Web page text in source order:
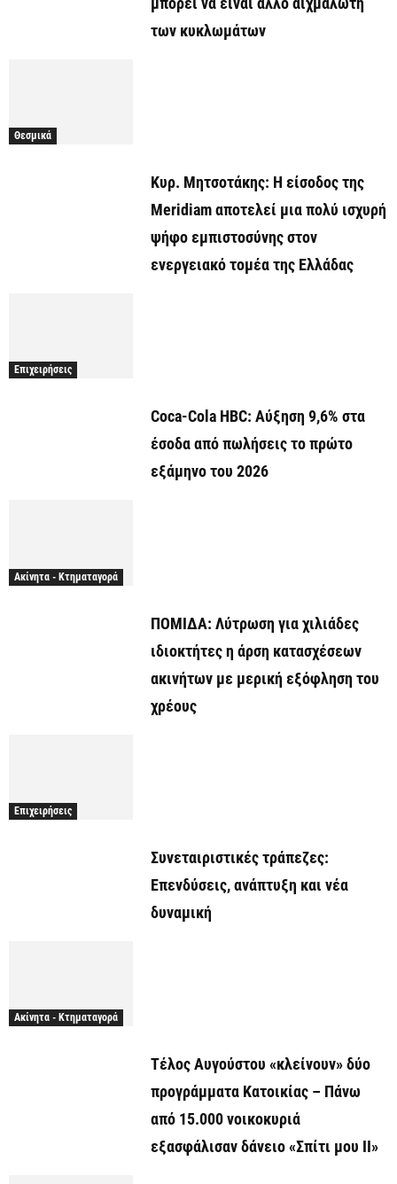
των κυκλωμάτων
Θεσμικά
Κυρ. Μητσοτάκης: Η είσοδος της
Meridiam αποτελεί μια πολύ ισχυρή
ψήφο εμπιστοσύνης στον
ενεργειακό τομέα της Ελλάδας
Επιχειρήσεις
Coca-Cola HBC: Αύξηση 9,6% στα
έσοδα από πωλήσεις το πρώτο
εξάμηνο του 2026
Ακίνητα - Κτηματαγορά
ΠΟΜΙΔΑ: Λύτρωση για χιλιάδες
ιδιοκτήτες η άρση κατασχέσεων
ακινήτων με μερική εξόφληση του
χρέους
Επιχειρήσεις
Συνεταιριστικές τράπεζες:
Επενδύσεις, ανάπτυξη και νέα
δυναμική
Ακίνητα - Κτηματαγορά
Τέλος Αυγούστου «κλείνουν» δύο
προγράμματα Κατοικίας – Πάνω
από 15.000 νοικοκυριά
εξασφάλισαν δάνειο «Σπίτι μου ΙΙ»